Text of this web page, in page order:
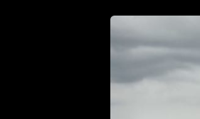
FUTURAMA